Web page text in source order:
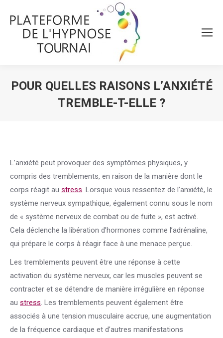
POUR QUELLES RAISONS L’ANXIÉTÉ
TREMBLE-T-ELLE ?
L’anxiété peut provoquer des symptômes physiques, y
compris des tremblements, en raison de la manière dont le
corps réagit au stress. Lorsque vous ressentez de l’anxiété, le
système nerveux sympathique, également connu sous le nom
de « système nerveux de combat ou de fuite », est activé.
Cela déclenche la libération d’hormones comme l’adrénaline,
qui prépare le corps à réagir face à une menace perçue.
Les tremblements peuvent être une réponse à cette
activation du système nerveux, car les muscles peuvent se
contracter et se détendre de manière irrégulière en réponse
au stress. Les tremblements peuvent également être
associés à une tension musculaire accrue, une augmentation
de la fréquence cardiaque et d’autres manifestations